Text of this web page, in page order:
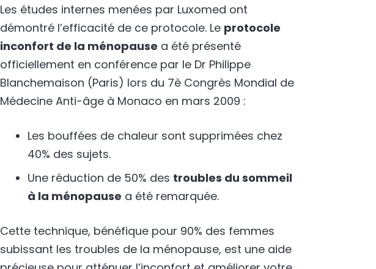
Les études internes menées par Luxomed ont
démontré l’efficacité de ce protocole. Le protocole
inconfort de la ménopause a été présenté
officiellement en conférence par le Dr Philippe
Blanchemaison (Paris) lors du 7è Congrès Mondial de
Médecine Anti-âge à Monaco en mars 2009 :
Les bouffées de chaleur sont supprimées chez
40% des sujets.
Une réduction de 50% des troubles du sommeil
à la ménopause a été remarquée.
Cette technique, bénéfique pour 90% des femmes
subissant les troubles de la ménopause, est une aide